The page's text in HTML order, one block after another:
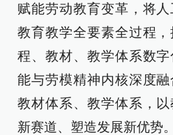
赋能劳动教育变革，将
教育教学全要素全过程
程、教材、教学体系数
能与劳模精神内核深度融
教材体系、教学体系，
新赛道、塑造发展新优势。